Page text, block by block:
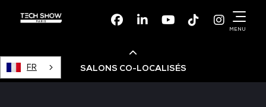
FacebookLinkedinYoutubeTikTok
MENU
FR SALONS CO-LOCALISÉS